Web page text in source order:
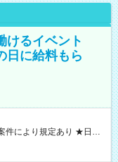
けるイベント
日に給料もら
現金GET♪ お仕事後はコ
用期間】試